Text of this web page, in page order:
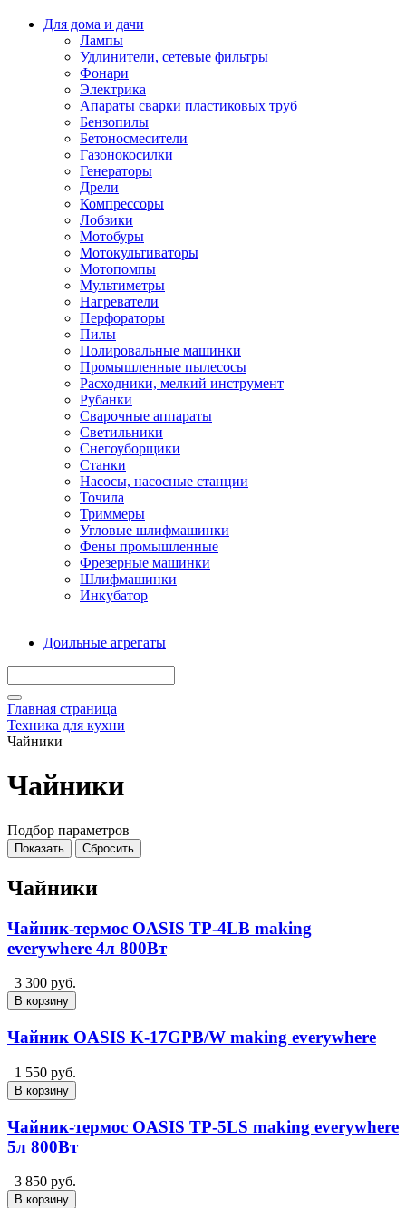
Для дома и дачи
Лампы
Удлинители, сетевые фильтры
Фонари
Электрика
Апараты сварки пластиковых труб
Бензопилы
Бетоносмесители
Газонокосилки
Генераторы
Дрели
Компрессоры
Лобзики
Мотобуры
Мотокультиваторы
Мотопомпы
Мультиметры
Нагреватели
Перфораторы
Пилы
Полировальные машинки
Промышленные пылесосы
Расходники, мелкий инструмент
Рубанки
Сварочные аппараты
Светильники
Снегоуборщики
Станки
Насосы, насосные станции
Точила
Триммеры
Угловые шлифмашинки
Фены промышленные
Фрезерные машинки
Шлифмашинки
Инкубатор
Доильные агрегаты
Главная страница
Техника для кухни
Чайники
Чайники
Подбор параметров
Чайники
Чайник-термос OASIS TP-4LB making
everywhere 4л 800Вт
3 300 руб.
В корзину
Чайник OASIS K-17GPB/W making everywhere
1 550 руб.
В корзину
Чайник-термос OASIS TP-5LS making everywhere
5л 800Вт
3 850 руб.
В корзину